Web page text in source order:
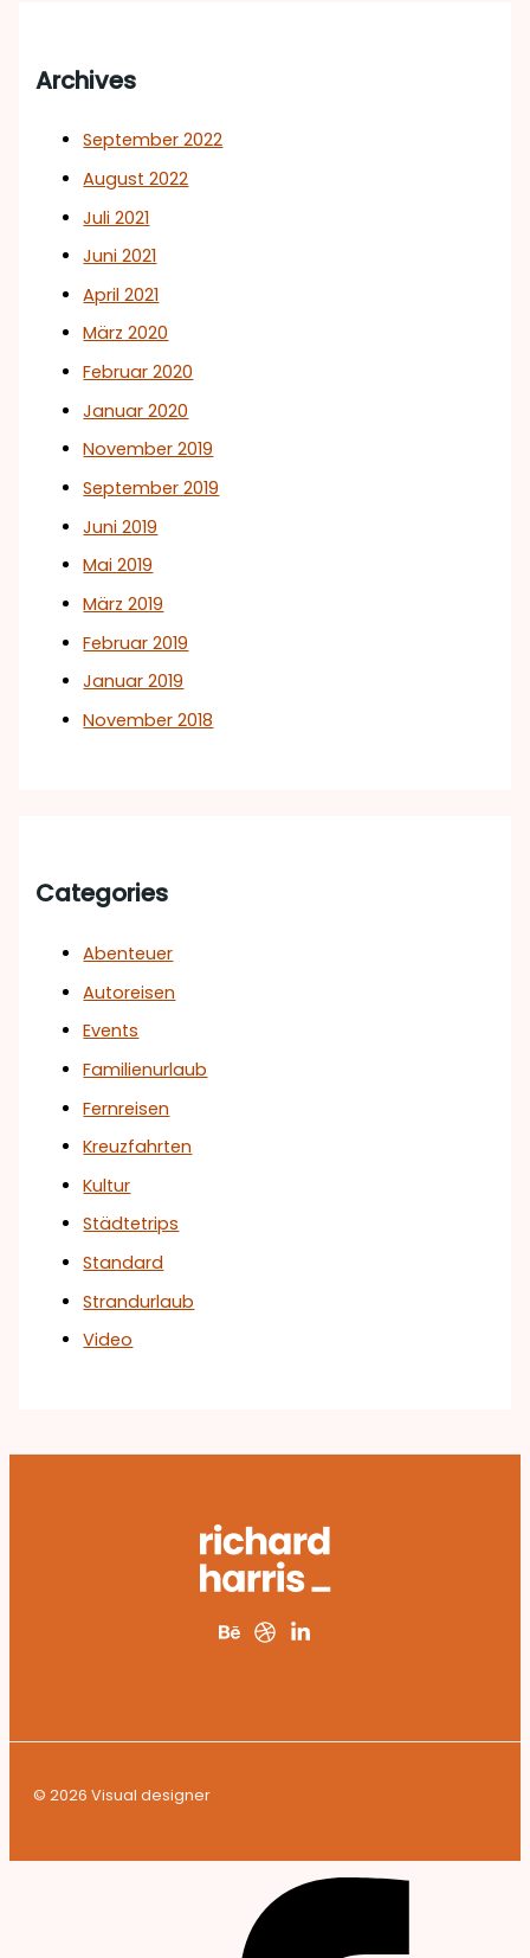
Archives
September 2022
August 2022
Juli 2021
Juni 2021
April 2021
März 2020
Februar 2020
Januar 2020
November 2019
September 2019
Juni 2019
Mai 2019
März 2019
Februar 2019
Januar 2019
November 2018
Categories
Abenteuer
Autoreisen
Events
Familienurlaub
Fernreisen
Kreuzfahrten
Kultur
Städtetrips
Standard
Strandurlaub
Video
© 2026 Visual designer